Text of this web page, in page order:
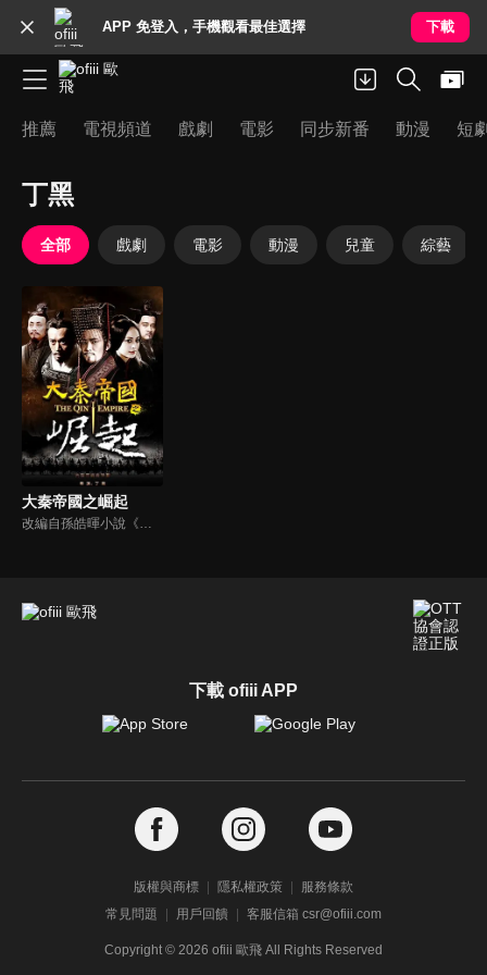
APP 免登入，手機觀看最佳選擇 下載
推薦 電視頻道 戲劇 電影 同步新番 動漫 短
丁黑
全部 戲劇 電影 動漫 兒童 綜藝
大秦帝國之崛起
改編自孫皓暉小說《大秦帝國》。電視劇系列第三部。西元前305年，秦國歷史上執政時間最長的君王秦昭襄王嬴稷繼位。其後五十六年期間，秦王嬴稷在其母秦宣太后和其舅魏冉扶植下，從一個稚嫩年輕君王，成長為了一位堅毅沉著，威震天下的真正王者；而秦國也由一般強國，一躍崛成為傲視列國的超級大國。
下載 ofiii APP
版權與商標 隱私權政策
服務條款
常見問題
用戶回饋 客服信箱 csr@ofiii.com
Copyright © 2026 ofiii 歐飛 All Rights Reserved